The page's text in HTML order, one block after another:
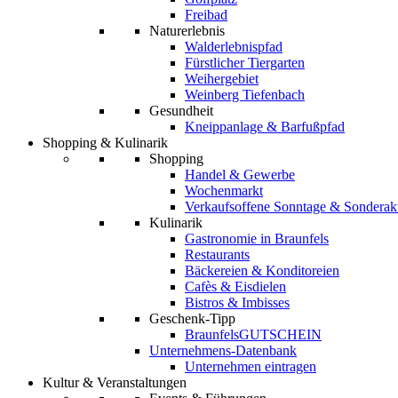
Freibad
Naturerlebnis
Walderlebnispfad
Fürstlicher Tiergarten
Weihergebiet
Weinberg Tiefenbach
Gesundheit
Kneippanlage & Barfußpfad
Shopping & Kulinarik
Shopping
Handel & Gewerbe
Wochenmarkt
Verkaufsoffene Sonntage &
Kulinarik
Gastronomie in Braunfels
Restaurants
Bäckereien & Konditoreien
Cafès & Eisdielen
Bistros & Imbisses
Geschenk-Tipp
BraunfelsGUTSCHEIN
Unternehmens-Datenbank
Unternehmen eintragen
Kultur & Veranstaltungen